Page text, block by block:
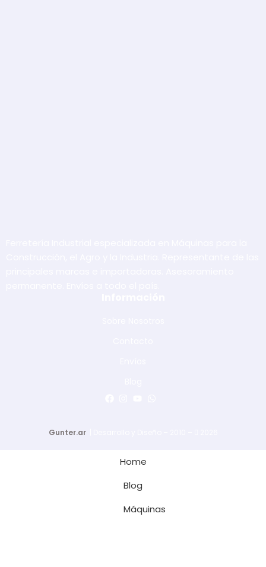
Gunter.ar| Desarrollo y Diseño – 2010 –
Home
Blog
Máquinas